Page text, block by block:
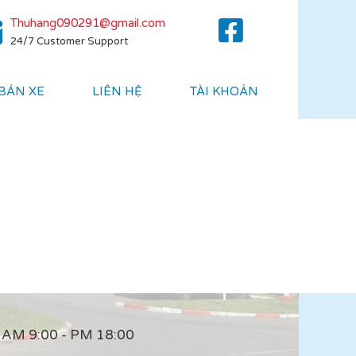
Thuhang090291@gmail.com
24/7 Customer Support
XE LIÊN HỆ TÀI KHOẢN
AM 9:00 - PM 18:00